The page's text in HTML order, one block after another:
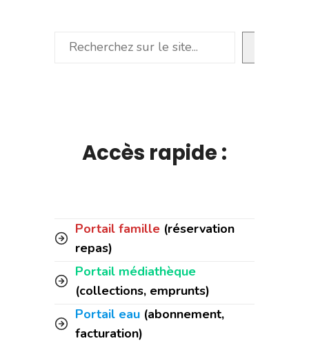
Rechercher
Accès rapide :
Portail famille (réservation
repas)
Portail médiathèque
(collections, emprunts)
Portail eau (abonnement,
facturation)